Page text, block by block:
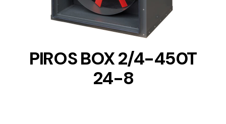
PIROS BOX 2/4-450T
24-8